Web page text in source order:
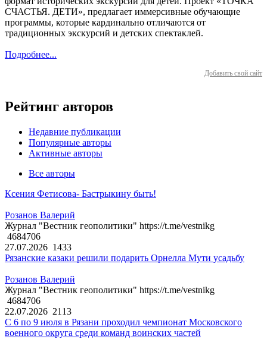
СЧАСТЬЯ. ДЕТИ», предлагает иммерсивные обучающие
программы, которые кардинально отличаются от
традиционных экскурсий и детских спектаклей.
Подробнее...
Добавить свой сайт
Рейтинг авторов
Недавние публикации
Популярные авторы
Активные авторы
Все авторы
Ксения Фетисова- Бастрыкину быть!
Розанов Валерий
Журнал "Вестник геополитики" https://t.me/vestnikg
4684706
27.07.2026 1433
Рязанские казаки решили подарить Орнелла Мути усадьбу
Розанов Валерий
Журнал "Вестник геополитики" https://t.me/vestnikg
4684706
22.07.2026 2113
С 6 по 9 июля в Рязани проходил чемпионат Московского
военного округа среди команд воинских частей